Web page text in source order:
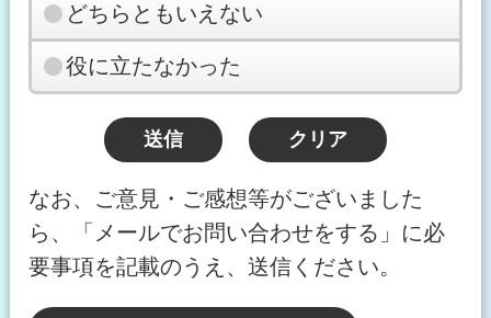
どちらともいえない
役に立たなかった
なお、ご意見・ご感想等がございました
ら、「メールでお問い合わせをする」に必
要事項を記載のうえ、送信ください。